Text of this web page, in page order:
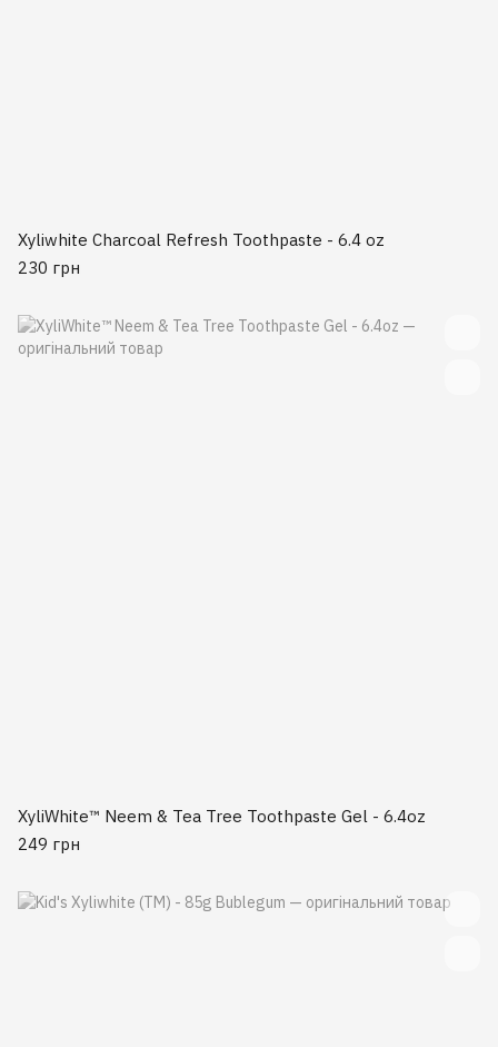
Xyliwhite Charcoal Refresh Toothpaste - 6.4 oz
230 грн
XyliWhite™ Neem & Tea Tree Toothpaste Gel - 6.4oz
249 грн